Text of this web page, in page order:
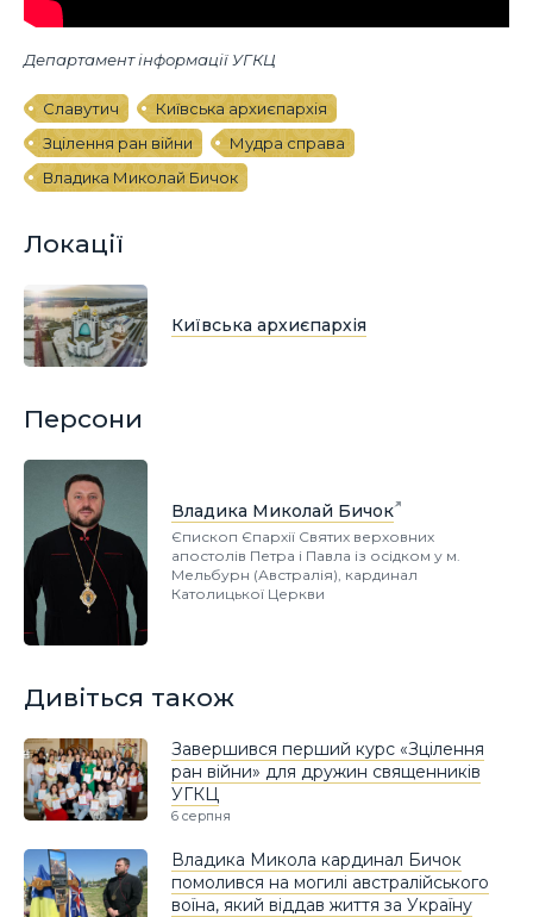
Департамент інформації УГКЦ
Славутич
Київська архиєпархія
Зцілення ран війни
Мудра справа
Владика Миколай Бичок
Локації
Київська архиєпархія
Персони
Владика Миколай Бичок
Єпископ Єпархії Святих верховних
апостолів Петра і Павла із осідком у м.
Мельбурн (Австралія), кардинал
Католицької Церкви
Дивіться також
Завершився перший курс «Зцілення
ран війни» для дружин священників
УГКЦ
6 серпня
Владика Микола кардинал Бичок
помолився на могилі австралійського
воїна, який віддав життя за Україну